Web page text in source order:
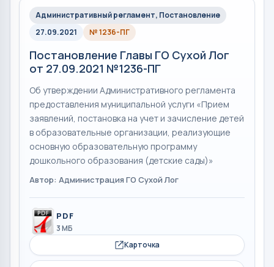
Административный регламент, Постановление
27.09.2021
№ 1236-ПГ
Постановление Главы ГО Сухой Лог
от 27.09.2021 №1236-ПГ
Об утверждении Административного регламента
предоставления муниципальной услуги «Прием
заявлений, постановка на учет и зачисление детей
в образовательные организации, реализующие
основную образовательную программу
дошкольного образования (детские сады)»
Автор: Администрация ГО Сухой Лог
PDF
3 МБ
Карточка